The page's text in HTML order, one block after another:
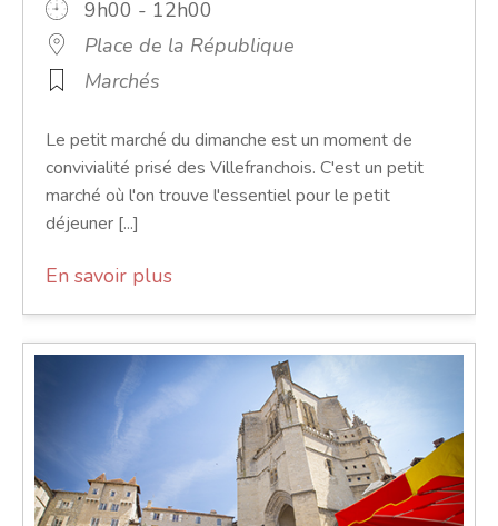
9h00 - 12h00
Place de la République
Marchés
Le petit marché du dimanche est un moment de
convivialité prisé des Villefranchois. C'est un petit
marché où l'on trouve l'essentiel pour le petit
déjeuner [...]
En savoir plus